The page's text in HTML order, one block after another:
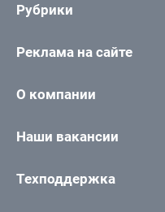
Рубрики
Реклама на сайте
О компании
Наши вакансии
Техподдержка